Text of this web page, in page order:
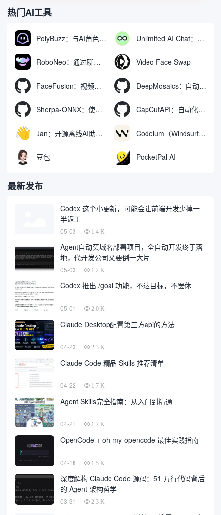
热门AI工具
PolyBuzz：与AI角色互动的免费聊天与角色扮演平台 Unlimited AI Chat：免费无限制的AI聊天工具
RoboNeo：通过聊天生成和编辑视频与图像的AI工具 Video Face Swap
FaceFusion：视频换脸增强工具|语音同步视频嘴型动作 DeepMosaics：自动去除图像和视频中的马赛克，或向其添加马赛克
Sherpa-ONNX：使用ONNXRuntime实现离线语音识别和合成 CapCutAPI：自动化控制CapCut视频剪辑的开源工具
Jan：开源离线AI助手，ChatGPT 替代品，运行本地AI模型或连接云端AI Codeium（Windsurf Editor）：免费的AI代码补全与聊天工具，Windsurf以对话方式编写完整项目代码
豆包 PocketPal AI
最新发布
Codex 这个小更新，可能会让前端开发少掉一
半返工
05-03 1.4 K
Agent自动买域名部署项目，全自动开发终于落
地，代开发公司又要倒一大片
05-03 1.2 K
Codex 推出 /goal 功能，不达目标，不罢休
05-01 2.0 K
Claude Desktop配置第三方api的方法
04-23 2.3 K
Claude Code 精品 Skills 推荐清单
04-22 1.7 K
Agent Skills完全指南：从入门到精通
04-21 1.7 K
OpenCode + oh-my-opencode 最佳实践指南
04-18 1.5 K
深度解构 Claude Code 源码：51 万行代码背后
的 Agent 架构哲学
03-31 2.3 K